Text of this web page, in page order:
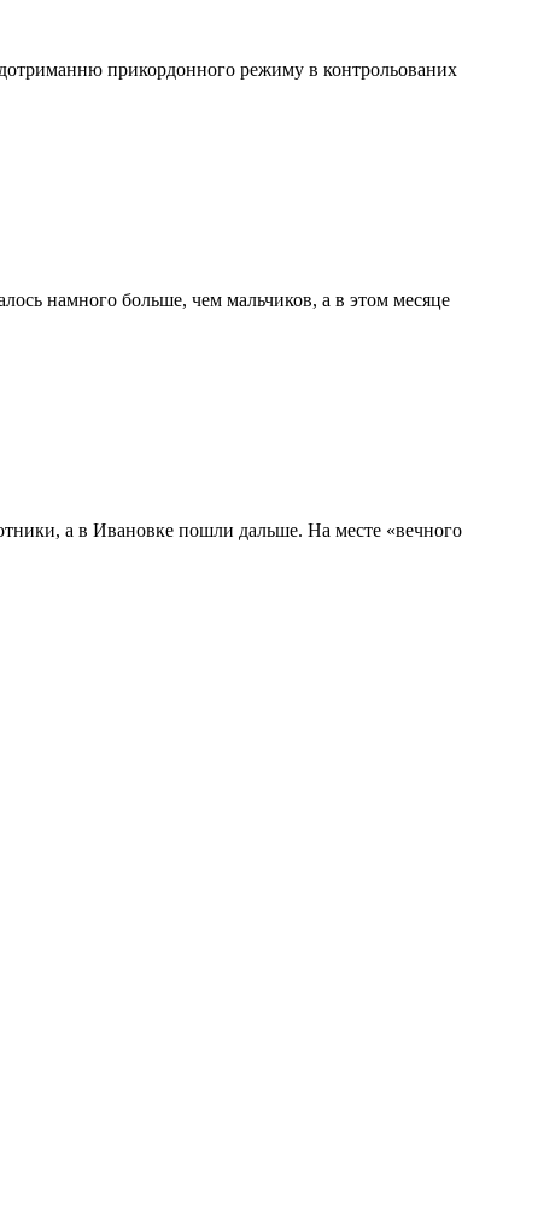
прикордонного режиму в контрольованих
намного больше, чем мальчиков, а в этом месяце
а в Ивановке пошли дальше. На месте «вечного